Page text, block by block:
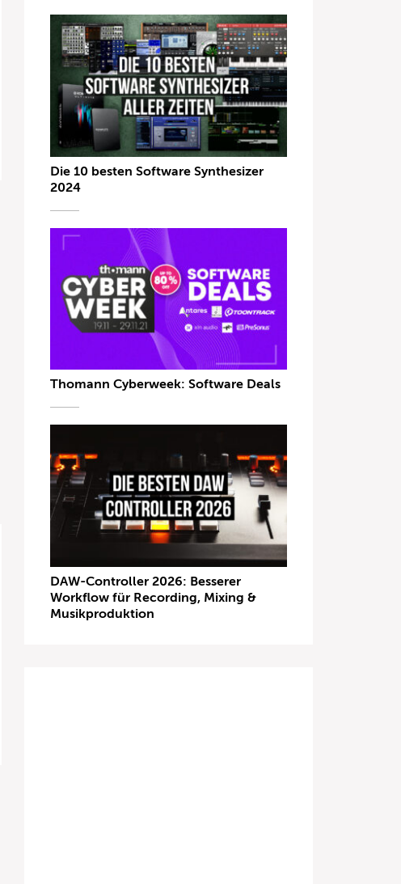
Die 10 besten Software Synthesizer
2024
Thomann Cyberweek: Software Deals
DAW-Controller 2026: Besserer
Workflow für Recording, Mixing &
Musikproduktion